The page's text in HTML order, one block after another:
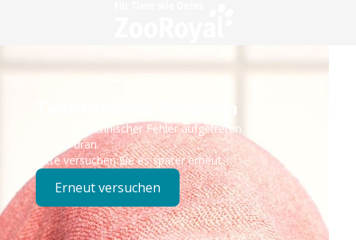
Technisches Problem
Es ist ein technischer Fehler aufgetreten – wir sind
bereits dran.
Bitte versuchen Sie es später erneut.
Erneut versuchen